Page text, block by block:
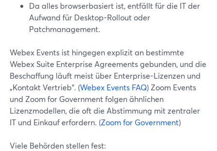
Da alles browserbasiert ist, entfällt für die IT der
Aufwand für Desktop-Rollout oder
Patchmanagement.
Webex Events ist hingegen explizit an bestimmte
Webex Suite Enterprise Agreements gebunden, und die
Beschaffung läuft meist über Enterprise-Lizenzen und
„Kontakt Vertrieb“. (Webex Events FAQ) Zoom Events
und Zoom for Government folgen ähnlichen
Lizenzmodellen, die oft die Abstimmung mit zentraler
IT und Einkauf erfordern. (Zoom for Government)
Viele Behörden stellen fest: